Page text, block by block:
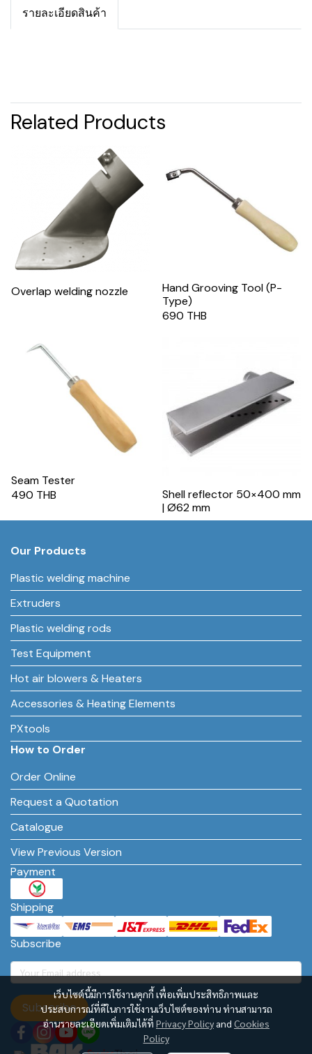
รายละเอียดสินค้า
Related Products
Overlap welding nozzle
Hand Grooving Tool (P-
Type)
690 THB
Seam Tester
490 THB
Shell reflector 50×400 mm
| Ø62 mm
เว็บไซต์นี้มีการใช้งานคุกกี้ เพื่อเพิ่มประสิทธิภาพและ
ประสบการณ์ที่ดีในการใช้งานเว็บไซต์ของท่าน ท่านสามารถ
อ่านรายละเอียดเพิ่มเติมได้ที่ Privacy Policy and Cookies
Policy
Our Products
Plastic welding machine
Extruders
Plastic welding rods
Test Equipment
Hot air blowers & Heaters
Accessories & Heating Elements
PXtools
How to Order
Order Online
Request a Quotation
Catalogue
View Previous Version
Payment
Shipping
Subscribe
Subscribe